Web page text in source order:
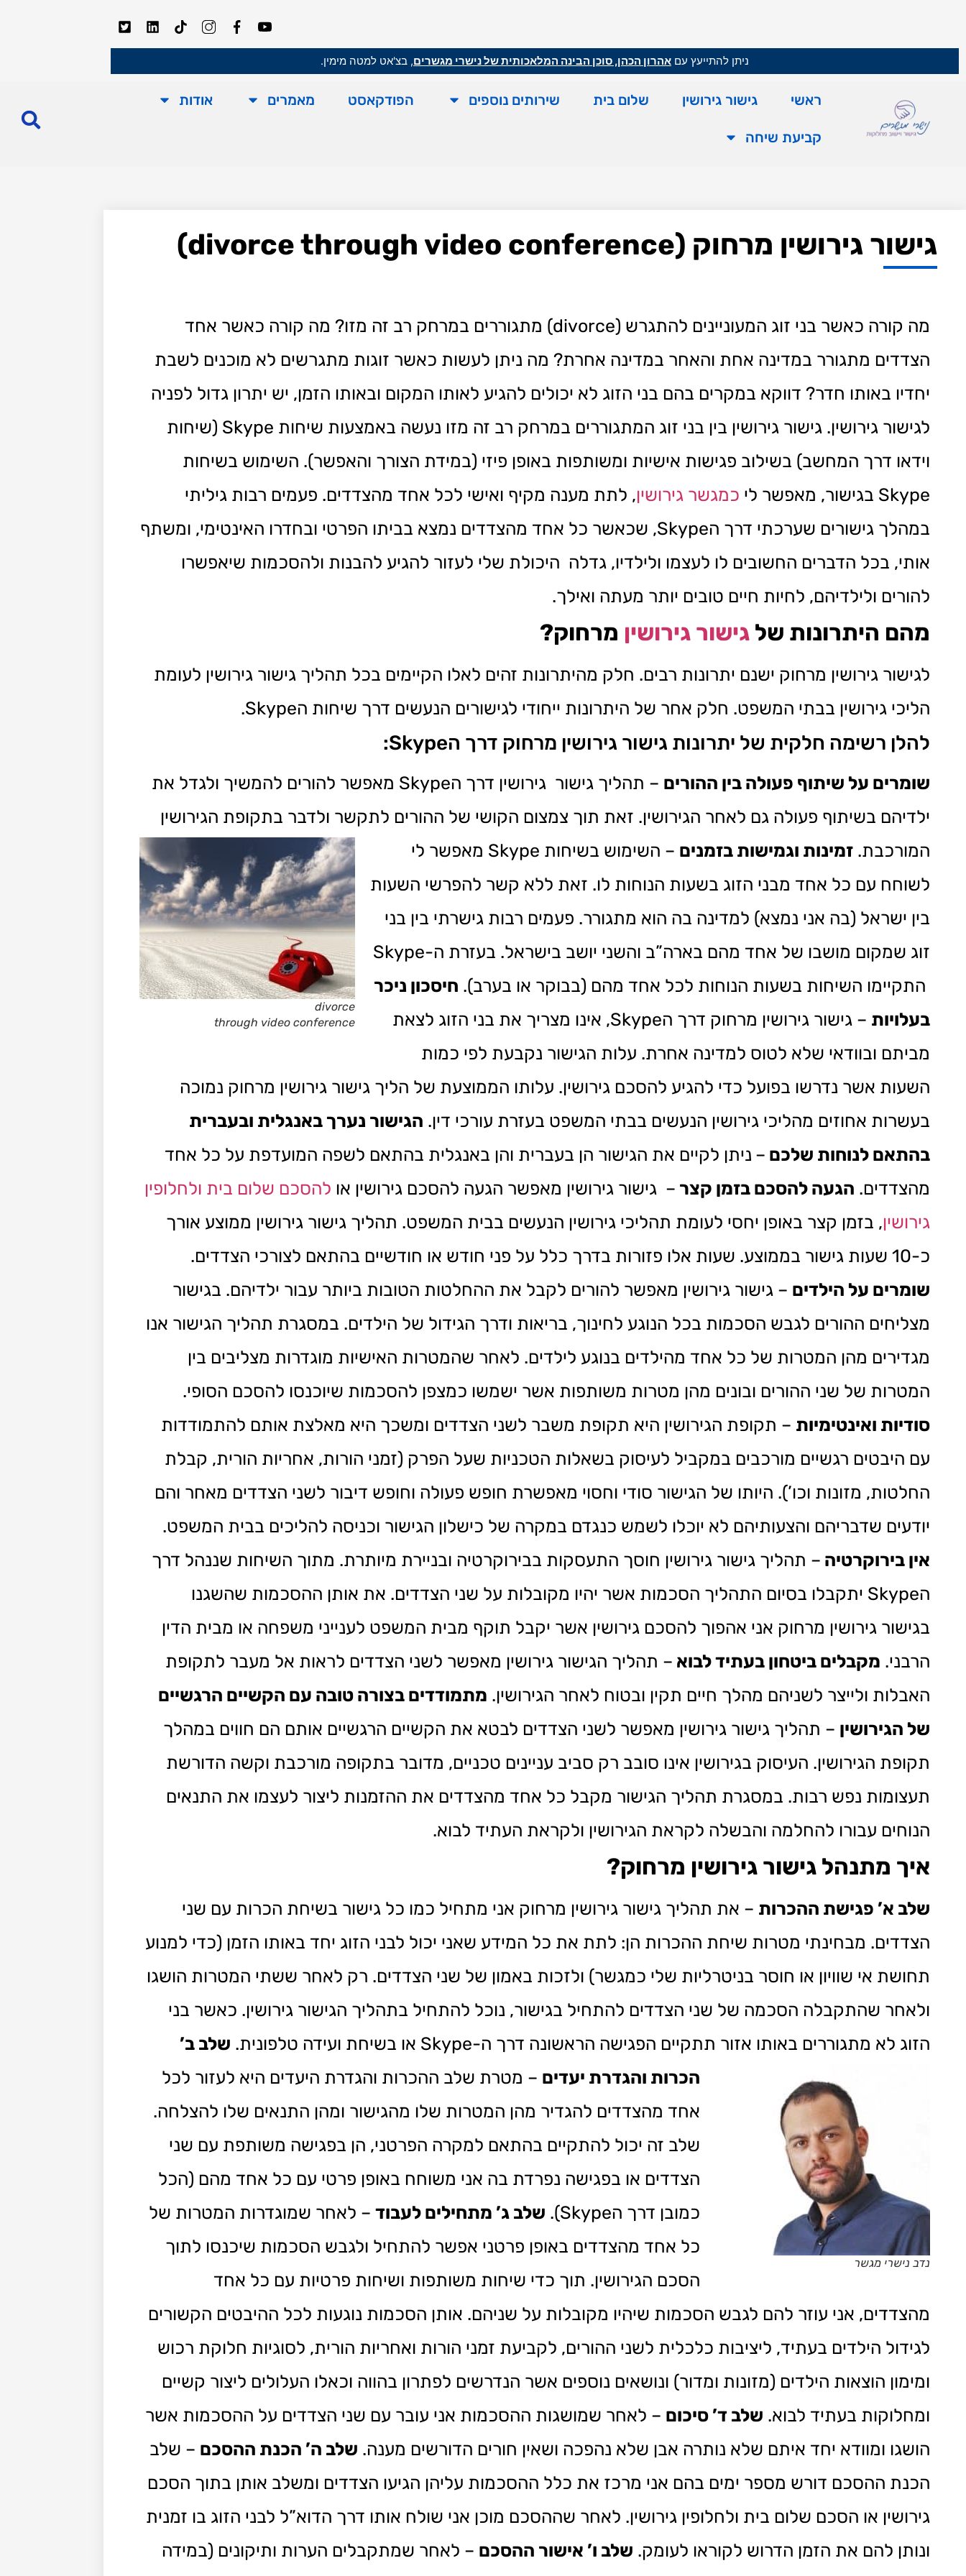
ניתן להתייעץ עם אהרון הכהן, סוכן הבינה המלאכותית של נישרי מגשרים, בצ'אט למטה מימין.
ראשי גישור גירושין שלום בית שירותים נוספים הפודקאסט מאמרים אודות
קביעת שיחה
גישור גירושין מרחוק (divorce through video conference)
מה קורה כאשר בני זוג המעוניינים להתגרש (divorce) מתגוררים במרחק רב זה מזו? מה קורה כאשר אחד
הצדדים מתגורר במדינה אחת והאחר במדינה אחרת? מה ניתן לעשות כאשר זוגות מתגרשים לא מוכנים לשבת
יחדיו באותו חדר? דווקא במקרים בהם בני הזוג לא יכולים להגיע לאותו המקום ובאותו הזמן, יש יתרון גדול לפניה
לגישור גירושין.
גישור גירושין בין בני זוג המתגוררים במרחק רב זה מזו נעשה באמצעות שיחות Skype (שיחות
וידאו דרך המחשב) בשילוב פגישות אישיות ומשותפות באופן פיזי (במידת הצורך והאפשר). השימוש בשיחות
Skype בגישור, מאפשר לי
כמגשר גירושין, לתת מענה מקיף ואישי לכל אחד מהצדדים. פעמים רבות גיליתי
במהלך גישורים שערכתי דרך הSkype, שכאשר כל אחד מהצדדים נמצא בביתו הפרטי ובחדרו האינטימי, ומשתף
אותי, בכל הדברים החשובים לו לעצמו ולילדיו, גדלה היכולת שלי לעזור להגיע להבנות ולהסכמות שיאפשרו
להורים ולילדיהם, לחיות חיים טובים יותר מעתה ואילך.
מהם היתרונות של גישור גירושין מרחוק?
לגישור גירושין מרחוק ישנם יתרונות רבים. חלק מהיתרונות זהים לאלו הקיימים בכל תהליך גישור גירושין לעומת
הליכי גירושין בבתי המשפט. חלק אחר של היתרונות ייחודי לגישורים הנעשים דרך שיחות הSkype.
להלן רשימה חלקית של יתרונות גישור גירושין מרחוק דרך הSkype:
שומרים על שיתוף פעולה בין ההורים
– תהליך גישור גירושין דרך הSkype מאפשר להורים להמשיך ולגדל את
ילדיהם בשיתוף פעולה גם לאחר הגירושין. זאת תוך צמצום הקושי של ההורים לתקשר ולדבר בתקופת הגירושין
המורכבת.
divorce
through video conference
זמינות וגמישות בזמנים
– השימוש בשיחות Skype מאפשר לי
לשוחח עם כל אחד מבני הזוג בשעות הנוחות לו. זאת ללא קשר להפרשי השעות
בין ישראל (בה אני נמצא) למדינה בה הוא מתגורר. פעמים רבות גישרתי בין בני
זוג שמקום מושבו של אחד מהם בארה”ב והשני יושב בישראל. בעזרת ה-Skype
התקיימו השיחות בשעות הנוחות לכל אחד מהם (בבוקר או בערב). חיסכון ניכר
בעלויות
– גישור גירושין מרחוק דרך הSkype, אינו מצריך את בני הזוג לצאת
מביתם ובוודאי שלא לטוס למדינה אחרת. עלות הגישור נקבעת לפי כמות
השעות אשר נדרשו בפועל כדי להגיע להסכם גירושין. עלותו הממוצעת של הליך גישור גירושין מרחוק נמוכה
בעשרות אחוזים מהליכי גירושין הנעשים בבתי המשפט בעזרת עורכי דין. הגישור נערך באנגלית ובעברית
בהתאם לנוחות שלכם – ניתן לקיים את הגישור הן בעברית והן באנגלית בהתאם לשפה המועדפת על כל אחד
מהצדדים. הגעה להסכם בזמן קצר – גישור גירושין מאפשר הגעה להסכם גירושין או להסכם שלום בית ולחלופין
גירושין, בזמן קצר באופן יחסי לעומת תהליכי גירושין הנעשים בבית המשפט. תהליך גישור גירושין ממוצע אורך
כ-10 שעות גישור בממוצע. שעות אלו פזורות בדרך כלל על פני חודש או חודשיים בהתאם לצורכי הצדדים.
שומרים על הילדים – גישור גירושין מאפשר להורים לקבל את ההחלטות הטובות ביותר עבור ילדיהם. בגישור
מצליחים ההורים לגבש הסכמות בכל הנוגע לחינוך, בריאות ודרך הגידול של הילדים. במסגרת תהליך הגישור אנו
מגדירים מהן המטרות של כל אחד מהילדים בנוגע לילדים. לאחר שהמטרות האישיות מוגדרות מצליבים בין
המטרות של שני ההורים ובונים מהן מטרות משותפות אשר ישמשו כמצפן להסכמות שיוכנסו להסכם הסופי.
סודיות ואינטימיות – תקופת הגירושין היא תקופת משבר לשני הצדדים ומשכך היא מאלצת אותם להתמודדות
עם היבטים רגשיים מורכבים במקביל לעיסוק בשאלות הטכניות שעל הפרק (זמני הורות, אחריות הורית, קבלת
החלטות, מזונות וכו’). היותו של הגישור סודי וחסוי מאפשרת חופש פעולה וחופש דיבור לשני הצדדים מאחר והם
יודעים שדבריהם והצעותיהם לא יוכלו לשמש כנגדם במקרה של כישלון הגישור וכניסה להליכים בבית המשפט.
אין בירוקרטיה – תהליך גישור גירושין חוסך התעסקות בבירוקרטיה ובניירת מיותרת. מתוך השיחות שננהל דרך
הSkype יתקבלו בסיום התהליך הסכמות אשר יהיו מקובלות על שני הצדדים. את אותן ההסכמות שהשגנו
בגישור גירושין מרחוק אני אהפוך להסכם גירושין אשר יקבל תוקף מבית המשפט לענייני משפחה או מבית הדין
הרבני. מקבלים ביטחון בעתיד לבוא – תהליך הגישור גירושין מאפשר לשני הצדדים לראות אל מעבר לתקופת
האבלות ולייצר לשניהם מהלך חיים תקין ובטוח לאחר הגירושין. מתמודדים בצורה טובה עם הקשיים הרגשיים
של הגירושין – תהליך גישור גירושין מאפשר לשני הצדדים לבטא את הקשיים הרגשיים אותם הם חווים במהלך
תקופת הגירושין. העיסוק בגירושין אינו סובב רק סביב עניינים טכניים, מדובר בתקופה מורכבת וקשה הדורשת
תעצומות נפש רבות. במסגרת תהליך הגישור מקבל כל אחד מהצדדים את ההזמנות ליצור לעצמו את התנאים
הנוחים עבורו להחלמה והבשלה לקראת הגירושין ולקראת העתיד לבוא.
איך מתנהל גישור גירושין מרחוק?
שלב א’ פגישת ההכרות – את תהליך גישור גירושין מרחוק אני מתחיל כמו כל גישור בשיחת הכרות עם שני
הצדדים. מבחינתי מטרות שיחת ההכרות הן: לתת את כל המידע שאני יכול לבני הזוג יחד באותו הזמן (כדי למנוע
תחושת אי שוויון או חוסר בניטרליות שלי כמגשר) ולזכות באמון של שני הצדדים. רק לאחר ששתי המטרות הושגו
ולאחר שהתקבלה הסכמה של שני הצדדים להתחיל בגישור, נוכל להתחיל בתהליך הגישור גירושין. כאשר בני
הזוג לא מתגוררים באותו אזור תתקיים הפגישה הראשונה דרך ה-Skype או בשיחת ועידה טלפונית.
נדב נישרי מגשר
שלב ב’
הכרות והגדרת יעדים – מטרת שלב ההכרות והגדרת היעדים היא לעזור לכל
אחד מהצדדים להגדיר מהן המטרות שלו מהגישור ומהן התנאים שלו להצלחה.
שלב זה יכול להתקיים בהתאם למקרה הפרטני, הן בפגישה משותפת עם שני
הצדדים או בפגישה נפרדת בה אני משוחח באופן פרטי עם כל אחד מהם (הכל
כמובן דרך הSkype).
שלב ג’ מתחילים לעבוד – לאחר שמוגדרות המטרות של
כל אחד מהצדדים באופן פרטני אפשר להתחיל ולגבש הסכמות שיכנסו לתוך
הסכם הגירושין. תוך כדי שיחות משותפות ושיחות פרטיות עם כל אחד
מהצדדים, אני עוזר להם לגבש הסכמות שיהיו מקובלות על שניהם. אותן הסכמות נוגעות לכל ההיבטים הקשורים
לגידול הילדים בעתיד, ליציבות כלכלית לשני ההורים, לקביעת זמני הורות ואחריות הורית, לסוגיות חלוקת רכוש
ומימון הוצאות הילדים (מזונות ומדור) ונושאים נוספים אשר הנדרשים לפתרון בהווה וכאלו העלולים ליצור קשיים
ומחלוקות בעתיד לבוא. שלב ד’ סיכום – לאחר שמושגות ההסכמות אני עובר עם שני הצדדים על ההסכמות אשר
הושגו ומוודא יחד איתם שלא נותרה אבן שלא נהפכה ושאין חורים הדורשים מענה. שלב ה’ הכנת ההסכם – שלב
הכנת ההסכם דורש מספר ימים בהם אני מרכז את כלל ההסכמות עליהן הגיעו הצדדים ומשלב אותן בתוך הסכם
גירושין או הסכם שלום בית ולחלופין גירושין. לאחר שההסכם מוכן אני שולח אותו דרך הדוא”ל לבני הזוג בו זמנית
ונותן להם את הזמן הדרוש לקוראו לעומק. שלב ו’ אישור ההסכם – לאחר שמתקבלים הערות ותיקונים (במידה